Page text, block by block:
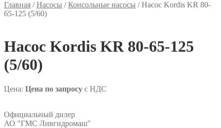
Главная /Насосы /Консольные насосы /Насос Kordis KR 80-
65-125 (5/60)
Насос Kordis KR 80-65-125
(5/60)
Цена: Цена по запросу с НДС
Официальный дилер
АО "ГМС Ливгидромаш"